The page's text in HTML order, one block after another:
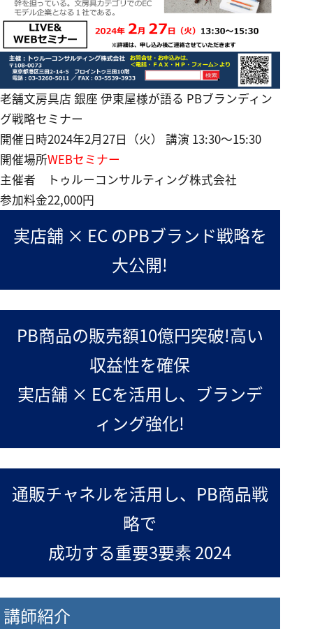
老舗文房具店 銀座 伊東屋様が語る PBブランディン
グ戦略セミナー
開催日時2024年2月27日（火） 講演 13:30〜15:30
開催場所WEBセミナー
主催者
トゥルーコンサルティング株式会社
参加料金22,000円
実店舗 × EC のPBブランド戦略を
大公開!
PB商品の販売額10億円突破!高い
収益性を確保
実店舗 × ECを活用し、ブランデ
ィング強化!
通販チャネルを活用し、PB商品戦
略で
成功する重要3要素 2024
講師紹介